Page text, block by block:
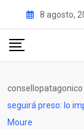
content
8 agosto,
consellopatagonico
seguirá preso: lo
Moure